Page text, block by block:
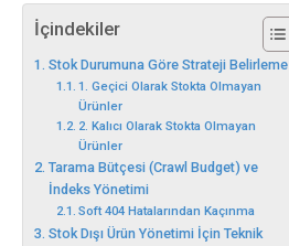
İçindekiler
Stok Durumuna Göre Strateji Belirleme
1. Geçici Olarak Stokta Olmayan
Ürünler
2. Kalıcı Olarak Stokta Olmayan
Ürünler
Tarama Bütçesi (Crawl Budget) ve
İndeks Yönetimi
Soft 404 Hatalarından Kaçınma
Stok Dışı Ürün Yönetimi İçin Teknik